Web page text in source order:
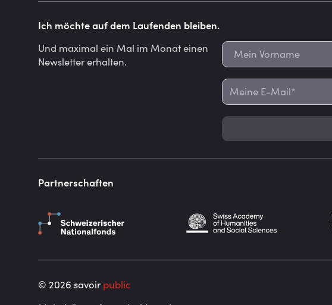
Ich möchte auf dem Laufenden bleiben.
Und maximal ein Mal im Monat einen
Newsletter erhalten.
Partnerschaften
© 2026 savoirpublic